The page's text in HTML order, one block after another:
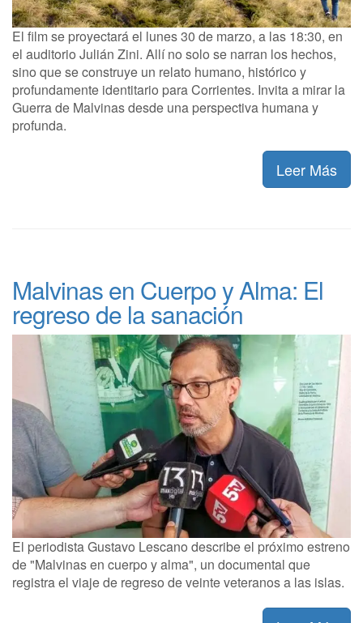
El film se proyectará el lunes 30 de marzo, a las 18:30, en
el auditorio Julián Zini. Allí no solo se narran los hechos,
sino que se construye un relato humano, histórico y
profundamente identitario para Corrientes. Invita a mirar la
Guerra de Malvinas desde una perspectiva humana y
profunda.
Leer Más
Malvinas en Cuerpo y Alma: El
regreso de la sanación
El periodista Gustavo Lescano describe el próximo estreno
de "Malvinas en cuerpo y alma", un documental que
registra el viaje de regreso de veinte veteranos a las islas.